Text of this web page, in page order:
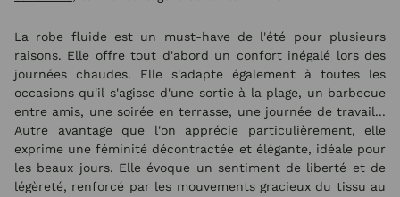
La robe fluide est un must-have de l'été pour plusieurs
raisons. Elle offre tout d'abord un confort inégalé lors des
journées chaudes. Elle s'adapte également à toutes les
occasions qu'il s'agisse d'une sortie à la plage, un barbecue
entre amis, une soirée en terrasse, une journée de travail...
Autre avantage que l'on apprécie particulièrement, elle
exprime une féminité décontractée et élégante, idéale pour
les beaux jours. Elle évoque un sentiment de liberté et de
légèreté, renforcé par les mouvements gracieux du tissu au